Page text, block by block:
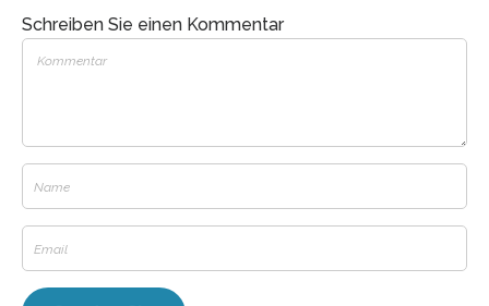
Schreiben Sie einen Kommentar